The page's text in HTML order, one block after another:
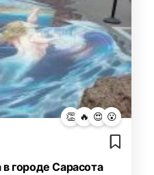
👏 🔥 😍 😮
городе Сарасота